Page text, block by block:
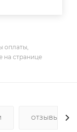
оплаты,
на странице
ОТЗЫВЫ